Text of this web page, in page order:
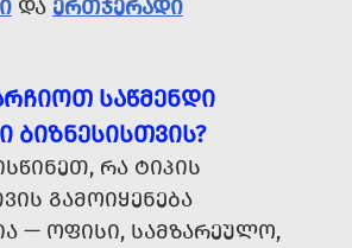
ᲓᲐ ᲔᲠᲗᲯᲔᲠᲐᲓᲘ
ᲡᲐᲬᲛᲔᲜᲓᲘ
ᲑᲘᲖᲜᲔᲡᲘᲡᲗᲕᲘᲡ?
ᲠᲐ ᲢᲘᲞᲘᲡ
ᲒᲐᲛᲝᲘᲧᲔᲜᲔᲑᲐ
— ᲝᲤᲘᲡᲘ, ᲡᲐᲛᲖᲐᲠᲔᲣᲚᲝ,